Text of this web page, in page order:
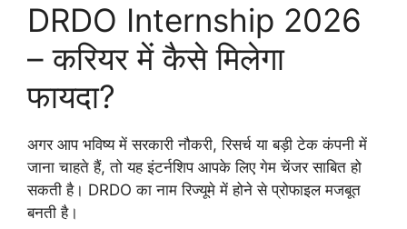
DRDO Internship 2026
– करियर में कैसे मिलेगा
फायदा?
अगर आप भविष्य में सरकारी नौकरी, रिसर्च या बड़ी टेक कंपनी में
जाना चाहते हैं, तो यह इंटर्नशिप आपके लिए गेम चेंजर साबित हो
सकती है। DRDO का नाम रिज्यूमे में होने से प्रोफाइल मजबूत
बनती है।